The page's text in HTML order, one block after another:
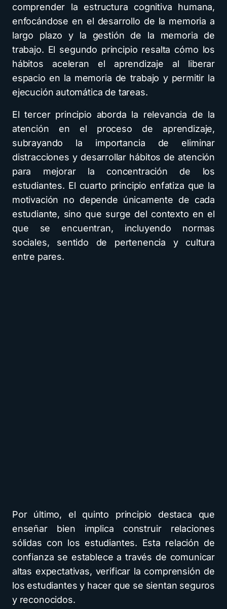
comprender la estructura cognitiva humana,
enfocándose en el desarrollo de la memoria a
largo plazo y la gestión de la memoria de
trabajo. El segundo principio resalta cómo los
hábitos aceleran el aprendizaje al liberar
espacio en la memoria de trabajo y permitir la
ejecución automática de tareas.
El tercer principio aborda la relevancia de la
atención en el proceso de aprendizaje,
subrayando la importancia de eliminar
distracciones y desarrollar hábitos de atención
para mejorar la concentración de los
estudiantes. El cuarto principio enfatiza que la
motivación no depende únicamente de cada
estudiante, sino que surge del contexto en el
que se encuentran, incluyendo normas
sociales, sentido de pertenencia y cultura
entre pares.
Por último, el quinto principio destaca que
enseñar bien implica construir relaciones
sólidas con los estudiantes. Esta relación de
confianza se establece a través de comunicar
altas expectativas, verificar la comprensión de
los estudiantes y hacer que se sientan seguros
y reconocidos.